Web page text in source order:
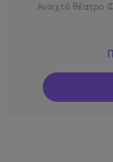
Ανοιχτό θέατρο